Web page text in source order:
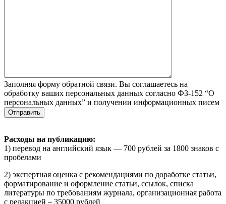
Заполняя форму обратной связи. Вы соглашаетесь на
обработку ваших персональных данных согласно ФЗ-152 “О
персональных данных” и получении информационных писем
Расходы на публикацию:
1) перевод на английский язык — 700 рублей за 1800 знаков с
пробелами
2) экспертная оценка с рекомендациями по доработке статьи,
форматирование и оформление статьи, ссылок, списка
литературы по требованиям журнала, организационная работа
с редакцией – 35000 рублей